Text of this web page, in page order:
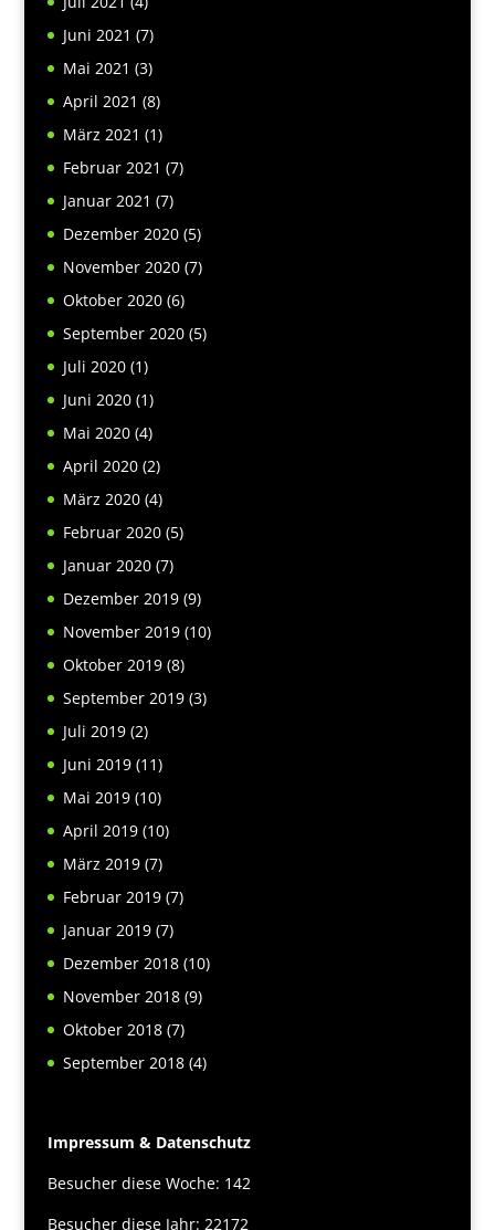
Juni 2021 (7)
Mai 2021 (3)
April 2021 (8)
März 2021 (1)
Februar 2021 (7)
Januar 2021 (7)
Dezember 2020(5)
November 2020(7)
Oktober 2020(6)
September 2020(5)
Juli 2020(1)
Juni 2020(1)
Mai 2020(4)
April 2020(2)
März 2020(4)
Februar 2020(5)
Januar 2020(7)
Dezember 2019(9)
November 2019(10)
Oktober 2019(8)
September 2019(3)
Juli 2019(2)
Juni 2019(11)
Mai 2019(10)
April 2019(10)
März 2019(7)
Februar 2019(7)
Januar 2019(7)
Dezember 2018(10)
November 2018(9)
Oktober 2018(7)
September 2018(4)
Impressum & Datenschutz
Besucher diese Woche: 142
Besucher diese Jahr: 22172